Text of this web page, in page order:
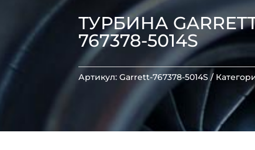
ТУРБИНА
767378-5014S
Артикул:Garrett-767378-5014S